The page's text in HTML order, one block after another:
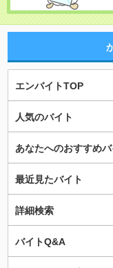
エンバイトTOP
人気のバイト
あなたへのおすすめバ
最近見たバイト
詳細検索
バイトQ&A